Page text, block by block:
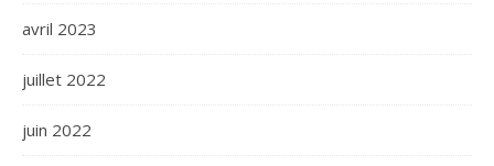
avril 2023
juillet 2022
juin 2022